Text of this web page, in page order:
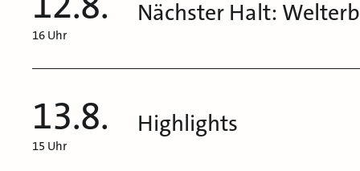
16 Uhr
Nächster Halt:
13.8.
15 Uhr
Highlights